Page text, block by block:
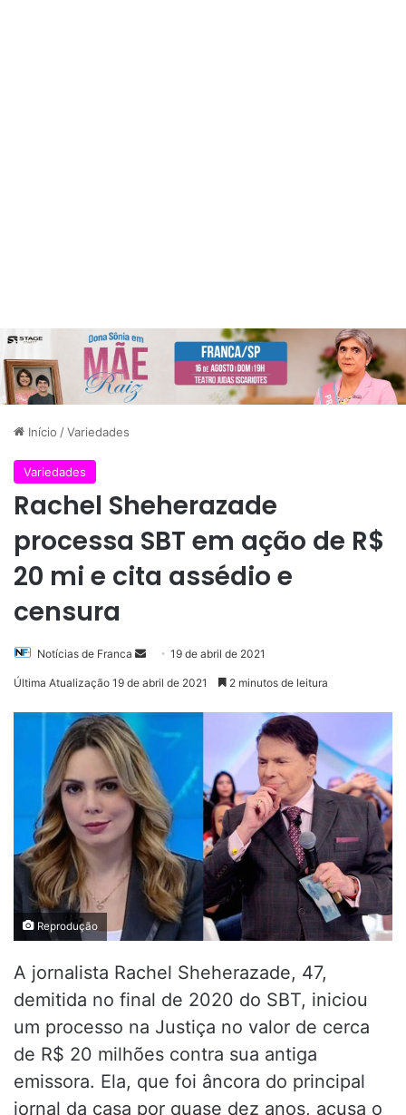
Início /Variedades
Variedades
Rachel Sheherazade
processa SBT em ação de R$
20 mi e cita assédio e
censura
Notícias de Franca
Mande19 de abril de 2021
Última Atualização 19 de abril de 2021 2 minutos de leitura
Reprodução
A jornalista Rachel Sheherazade, 47,
demitida no final de 2020 do SBT, iniciou
um processo na Justiça no valor de cerca
de R$ 20 milhões contra sua antiga
emissora. Ela, que foi âncora do principal
jornal da casa por quase dez anos, acusa o